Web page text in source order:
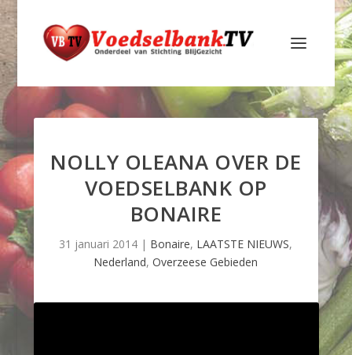
NOLLY OLEANA OVER DE
VOEDSELBANK OP
BONAIRE
31 januari 2014 | Bonaire, LAATSTE NIEUWS,
Nederland,Overzeese Gebieden